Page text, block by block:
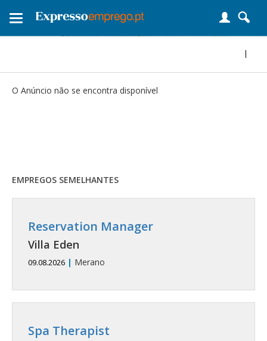
Toggle
|
O Anúncio não se encontra disponível
EMPREGOS SEMELHANTES
Reservation Manager
Villa Eden
09.08.2026 | Merano
Spa Therapist